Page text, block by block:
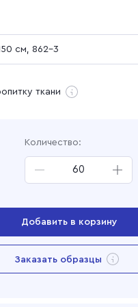
см, 862-3
см, 862-3
ткани
Количество:
Добавить в корзину
Заказать образцы